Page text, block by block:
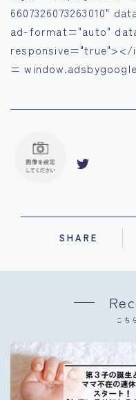
6607326073263010"
ad-format="auto"
=
SHARE
こち